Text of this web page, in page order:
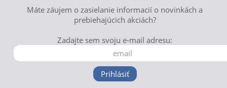
Máte záujem o zasielanie informacií o novinkách a
prebiehajúcich akciách?
Zadajte sem svoju e-mail adresu:
Prihlásiť